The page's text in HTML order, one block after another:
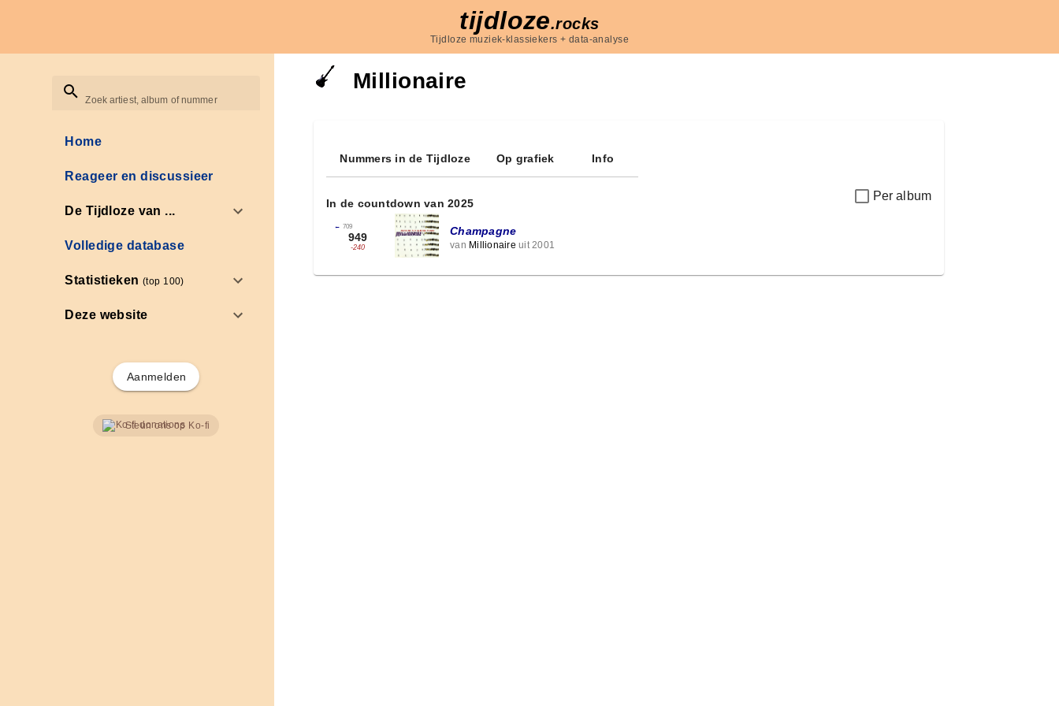
tijdloze.rocks
Tijdloze muziek-klassiekers + data-analyse
Zoek artiest, album of nummer
Home
Reageer en discussieer
De Tijdloze van ...
Volledige database
Statistieken(top 100)
Deze website
Aanmelden
Steun ons op Ko-fi
Millionaire
Nummers in de Tijdloze Op grafiek Info
Per album
In de countdown van 2025
← 709
949
-240
Champagne
van Millionaire uit 2001